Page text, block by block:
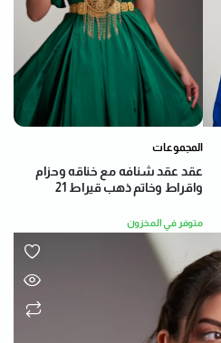
المجموعات
عقد عقد شنافه مع خناقه وحزام
واقراط وخاتم ذهب قيراط 21
متوفر في المخزون